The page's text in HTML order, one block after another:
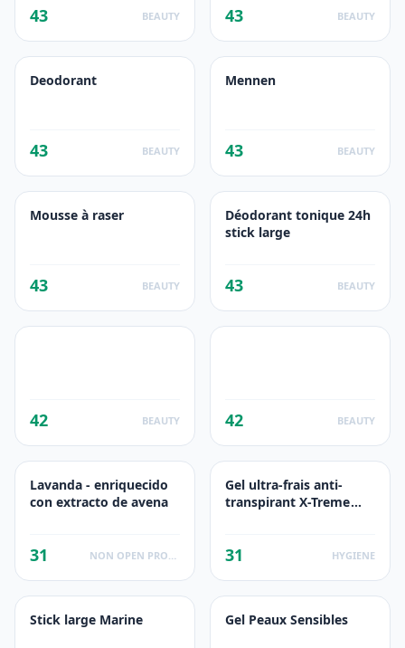
43 BEAUTY 43 BEAUTY
Deodorant
43 BEAUTY
Mennen
43 BEAUTY
Mousse à raser
43 BEAUTY
Déodorant tonique 24h
stick large
43 BEAUTY
42 BEAUTY 42 BEAUTY
Lavanda - enriquecido
con extracto de avena
31
Gel ultra-frais anti-
transpirant X-Treme
31 HYGIENE
Stick large Marine Gel Peaux Sensibles